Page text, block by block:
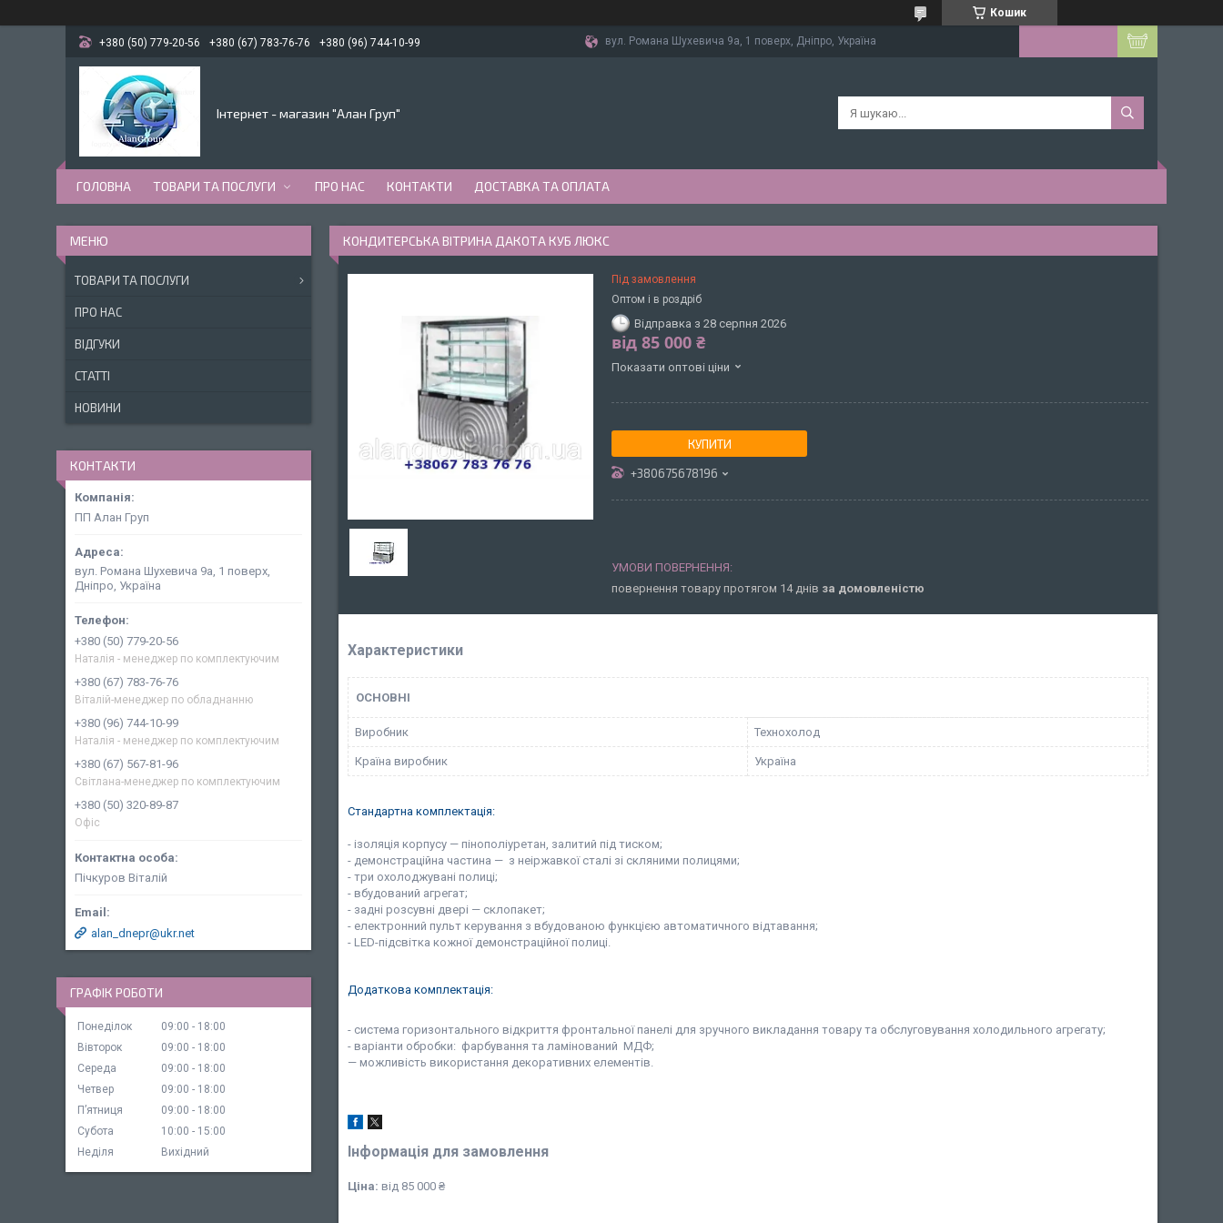
Кошик
+380 (50) 779-20-56 +380 (67) 783-76-76 +380 (96) 744-10-99 вул. Романа Шухевича 9а, 1 поверх, Дніпро, Україна
Інтернет - магазин "Алан Груп"
ГОЛОВНА ТОВАРИ ТА ПОСЛУГИ ПРО НАС КОНТАКТИ ДОСТАВКА ТА ОПЛАТА
КОНДИТЕРСЬКА ВІТРИНА ДАКОТА КУБ ЛЮКС
Під замовлення
Оптом і в роздріб
Відправка з 28 серпня 2026
від 85 000 ₴
Показати оптові ціни
КУПИТИ
+380675678196
повернення товару протягом 14 днів за домовленістю
Характеристики
ОСНОВНІ
Виробник Технохолод
Країна виробник Україна
Стандартна комплектація:
- ізоляція корпусу — пінополіуретан, залитий під тиском;
- демонстраційна частина — з неіржавкої сталі зі скляними полицями;
- три охолоджувані полиці;
- вбудований агрегат;
- задні розсувні двері — склопакет;
- електронний пульт керування з вбудованою функцією автоматичного відтавання;
- LED-підсвітка кожної демонстраційної полиці.
Додаткова комплектація:
- система горизонтального відкриття фронтальної панелі для зручного викладання товару та обслуговування холодильного агрегату;
- варіанти обробки: фарбування та ламінований МДФ;
— можливість використання декоративних елементів.
Інформація для замовлення
Ціна: від 85 000 ₴
ТОВАРИ ТА ПОСЛУГИ
ПРО НАС
ВІДГУКИ
СТАТТІ
НОВИНИ
КОНТАКТИ
ПП Алан Груп
вул. Романа Шухевича 9а, 1 поверх,
Дніпро, Україна
+380 (50) 779-20-56
Наталія - менеджер по комплектуючим
+380 (67) 783-76-76
Віталій-менеджер по обладнанню
+380 (96) 744-10-99
Наталія - менеджер по комплектуючим
+380 (67) 567-81-96
Світлана-менеджер по комплектуючим
+380 (50) 320-89-87
Офіс
Пічкуров Віталій
alan_dnepr@ukr.net
ГРАФІК РОБОТИ
Понеділок 09:00
18:00
Вівторок
09:00
18:00
Середа
09:00
18:00
Четвер
09:00
18:00
Пʼятниця
09:00
18:00
Субота
10:00
15:00
Неділя
Вихідний